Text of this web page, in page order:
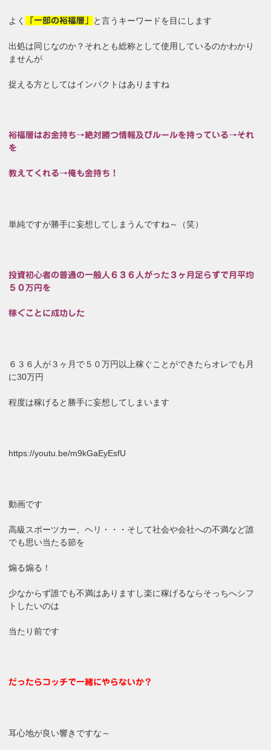
よく 「一部の裕福層」 と言うキーワードを目にします
出処は同じなのか？それとも総称として使用しているのかわかり
ませんが
捉える方としてはインパクトはありますね
裕福層はお金持ち→絶対勝つ情報及びルールを持っている→それ
を
教えてくれる→俺も金持ち！
単純ですが勝手に妄想してしまうんですね～（笑）
投資初心者の普通の一般人６３６人がった３ヶ月足らずで月平均
５０万円を
稼ぐことに成功した
６３６人が３ヶ月で５０万円以上稼ぐことができたらオレでも月
に30万円
程度は稼げると勝手に妄想してしまいます
https://youtu.be/m9kGaEyEsfU
動画です
高級スポーツカー、ヘリ・・・そして社会や会社への不満など誰
でも思い当たる節を
煽る煽る！
少なからず誰でも不満はありますし楽に稼げるならそっちへシフ
トしたいのは
当たり前です
だったらコッチで一緒にやらないか？
耳心地が良い響きですな～